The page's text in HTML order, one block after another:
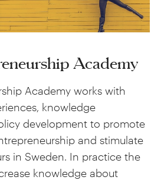
Academy
Academy works with
knowledge
development to promote
and stimulate
in Sweden. In practice the
knowledge about